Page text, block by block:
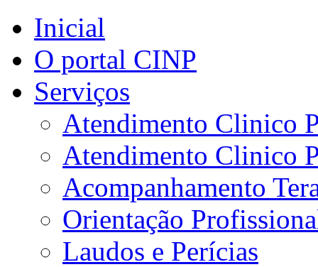
Inicial
O portal CINP
Serviços
Atendimento Clinico
Atendimento Clinico
Acompanhamento
Orientação
Laudos e Perícias